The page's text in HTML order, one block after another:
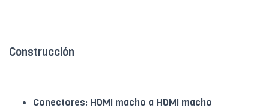
Construcción
Conectores: HDMI macho a HDMI macho